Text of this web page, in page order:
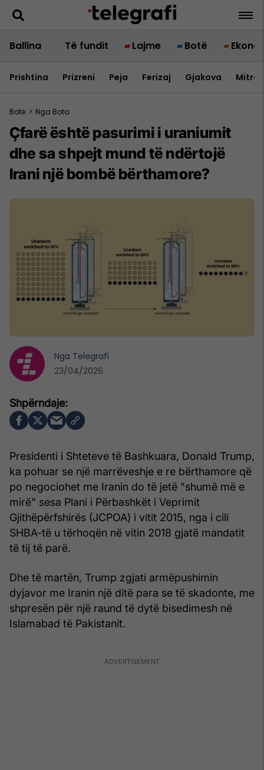
Ballina Të fundit Lajme Botë
Prishtina Prizreni Peja Ferizaj Gjakova
Botë > Nga Bota
Çfarë është pasurimi i uraniumit
dhe sa shpejt mund të ndërtojë
Irani një bombë bërthamore?
Presidenti i Shteteve të Bashkuara, Donald Trump,
ka pohuar se një marrëveshje e re bërthamore që
po negociohet me Iranin do të jetë "shumë më e
mirë" sesa Plani i Përbashkët i Veprimit
Gjithëpërfshirës (JCPOA) i vitit 2015, nga i cili
SHBA-të u tërhoqën në vitin 2018 gjatë mandatit
të tij të parë.
Dhe të martën, Trump zgjati armëpushimin
dyjavor me Iranin një ditë para se të skadonte, me
shpresën për një raund të dytë bisedimesh në
Islamabad të Pakistanit.
Nga Telegrafi
23/04/2026